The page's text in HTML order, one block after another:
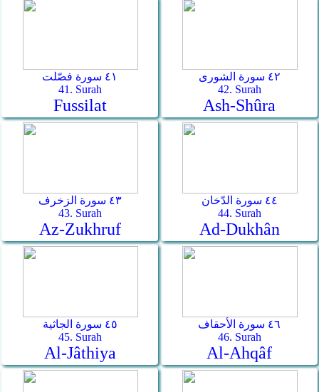
٤١ سورة فصّلت
41. Surah
Fussilat
٤٢ سورة الشورى
42. Surah
Ash-Shûra
٤٣ سورة الزخرف
43. Surah
Az-Zukhruf
٤٤ سورة الدّخان
44. Surah
Ad-Dukhân
٤٥ سورة الجاثية
45. Surah
Al-Jâthiya
٤٦ سورة الأحقاف
46. Surah
Al-Ahqâf